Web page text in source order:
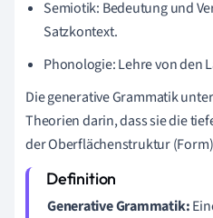
Semiotik: Bedeutung und
Satzkontext.
Phonologie: Lehre von den
Die generative Grammatik
Theorien darin, dass sie die
der Oberflächenstruktur
Generative Grammatik: